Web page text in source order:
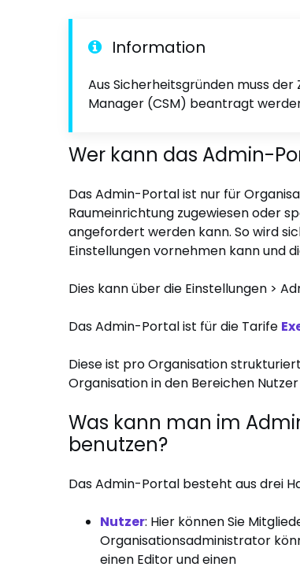
Information
Aus Sicherheitsgründen muss
Manager (CSM) beantragt
Wer kann das Admin-
Das Admin-Portal ist nur für
Raumeinrichtung zugewiesen oder
angefordert werden kann. So wird
Einstellungen vornehmen kann und
Dies kann über die Einstellungen >
Das Admin-Portal ist für die Tarife
Diese ist pro Organisation
Organisation in den Bereichen
Was kann man im
benutzen?
Das Admin-Portal besteht aus drei
Nutzer: Hier können Sie
Organisationsadministrator
einen Editor und einen